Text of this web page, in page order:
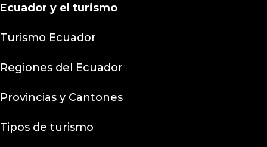
Ecuador y el turismo
Turismo Ecuador
Regiones del Ecuador
Provincias y Cantones
Tipos de turismo